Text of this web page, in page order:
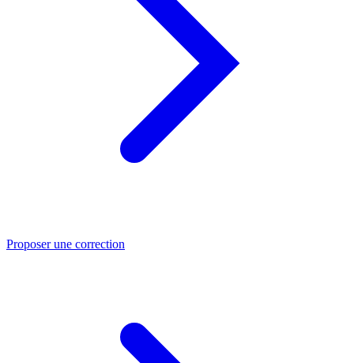
Proposer une correction